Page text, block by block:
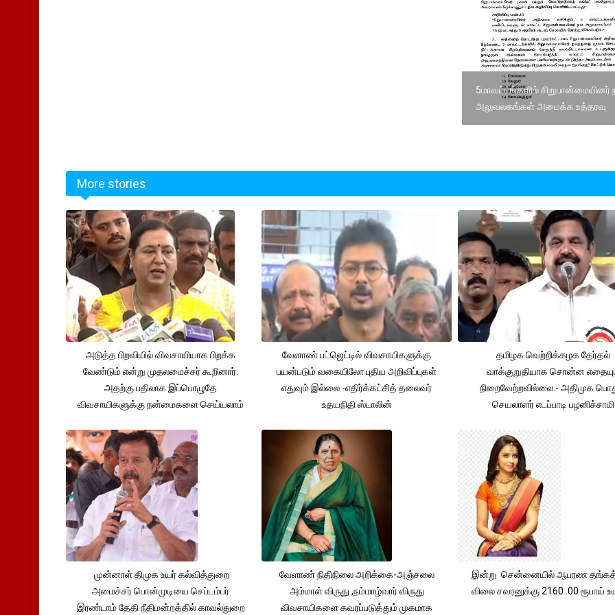
5மாவட்டங்களில் சிறுபான்மையினர்
அலுவலகங்கள் அமைக்க உத்தரவு
More stories
அடுத்த பிறவியில் விவசாயியாக பிறக்க
வேண்டும் என்று முதலமைச்சர் கூறினார்.
அதற்கு பதிலாக இப்பொழுதே
விவசாயிகளுக்கு நன்மைகளை செய்யலாம்
வேளாண் பட்ஜெட்டில் விவசாயிகளுக்கு
பயன்படும் வகையிலோ புதிய அறிவிப்புகள்
எதுவும் இல்லை -எதிர்க்கட்சித் தலைவர்
உதயநிதி ஸ்டாலின்
தமிழக வெற்றிக்கழக தேர்தல்
வாக்குறுதியாக சொன்ன
நிறைவேற்றவில்லை.- அதிமுக
செயலாளர் எடப்பாடி பழனிச்சாமி
முன்னாள் திமுக உயர் கல்வித்துறை
அமைச்சர் பொன்முடியை செப்டம்பர்
இரண்டாம் தேதி நீதிமன்றத்தில் காவல்துறை
வேளாண் நிதிநிலை அறிக்கை-அஞ்சலை
அம்மாள் விருது ,நம்மாழ்வார் விருது
விவசாயிகளை கவரப்படுத்தும் முகமாக
இன்று சென்னையில் ஆபரண
விலை சவரனுக்கு 2160 .00 ரூபாய்